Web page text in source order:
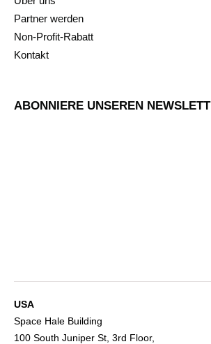
Partner werden
Non-Profit-Rabatt
Kontakt
ABONNIERE UNSEREN
USA
Space Hale Building
100 South Juniper St, 3rd Floor,